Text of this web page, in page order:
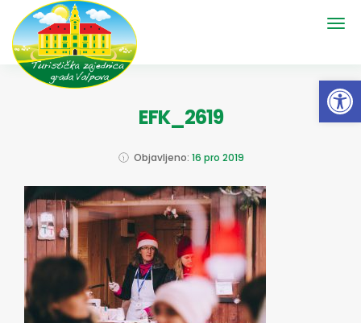
EFK_2619
Objavljeno: 16 pro 2019